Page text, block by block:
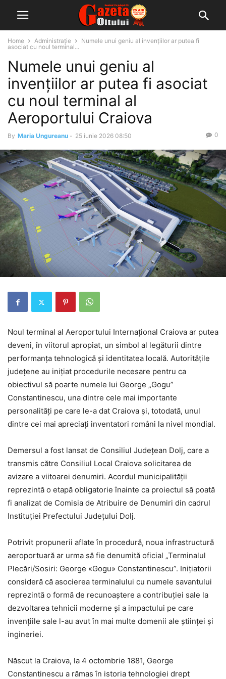
Home Administrație
Numele unui geniu al invențiilor ar putea fi
asociat cu noul terminal...
Numele unui geniu al
invențiilor ar putea fi asociat
cu noul terminal al
Aeroportului Craiova
By Maria Ungureanu - 25 iunie 2026 08:50 0
Noul terminal al Aeroportului Internațional Craiova ar putea
deveni, în viitorul apropiat, un simbol al legăturii dintre
performanța tehnologică și identitatea locală. Autoritățile
județene au inițiat procedurile necesare pentru ca
obiectivul să poarte numele lui George „Gogu”
Constantinescu, una dintre cele mai importante
personalități pe care le-a dat Craiova și, totodată, unul
dintre cei mai apreciați inventatori români la nivel mondial.
Demersul a fost lansat de Consiliul Județean Dolj, care a
transmis către Consiliul Local Craiova solicitarea de
avizare a viitoarei denumiri. Acordul municipalității
reprezintă o etapă obligatorie înainte ca proiectul să poată
fi analizat de Comisia de Atribuire de Denumiri din cadrul
Instituției Prefectului Județului Dolj.
Potrivit propunerii aflate în procedură, noua infrastructură
aeroportuară ar urma să fie denumită oficial „Terminalul
Plecări/Sosiri: George «Gogu» Constantinescu”. Inițiatorii
consideră că asocierea terminalului cu numele savantului
reprezintă o formă de recunoaștere a contribuției sale la
dezvoltarea tehnicii moderne și a impactului pe care
invențiile sale l-au avut în mai multe domenii ale științei și
ingineriei.
Născut la Craiova, la 4 octombrie 1881, George
Constantinescu a rămas în istoria tehnologiei drept